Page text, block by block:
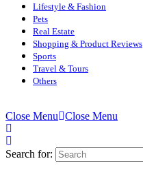
Lifestyle & Fashion
Pets
Real Estate
Shopping & Product Reviews
Sports
Travel & Tours
Others
Close Menu Close Menu
Search for: